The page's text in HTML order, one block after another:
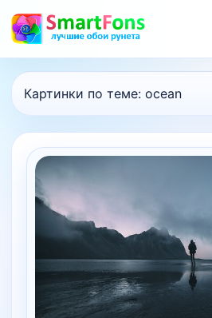
Картинки по теме: ocean